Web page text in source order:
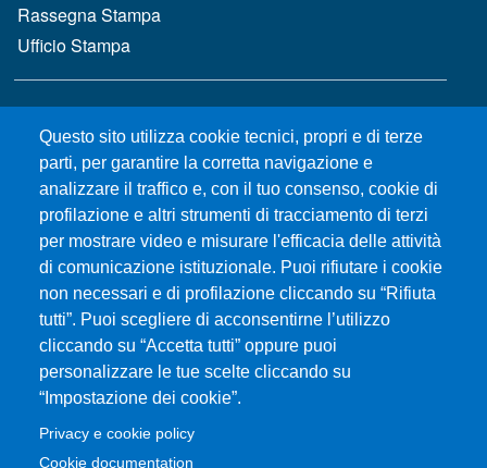
Questo sito utilizza cookie tecnici, propri e di terze
parti, per garantire la corretta navigazione e
analizzare il traffico e, con il tuo consenso, cookie di
profilazione e altri strumenti di tracciamento di terzi
per mostrare video e misurare l'efficacia delle attività
di comunicazione istituzionale. Puoi rifiutare i cookie
non necessari e di profilazione cliccando su “Rifiuta
tutti”. Puoi scegliere di acconsentirne l’utilizzo
cliccando su “Accetta tutti” oppure puoi
personalizzare le tue scelte cliccando su
“Impostazione dei cookie”.
Privacy e cookie policy
Cookie documentation
Rassegna Stampa
Ufficio Stampa
MENÙ FOOTER 2
Gare d'appalto
Albo online
CIAM - Servizi Informatici
Brand Identity
Elenco siti tematici
Servizi per Disabilità e DSA
Sostieni Unime
Performance - trasparenza
Amministrazione trasparente
Note Legali